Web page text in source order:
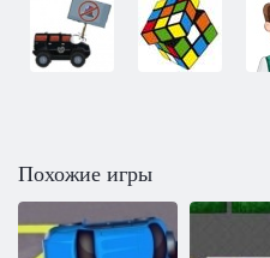
Похожие игры